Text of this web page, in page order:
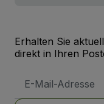
Erhalten Sie
direkt in Ihren
Mail-